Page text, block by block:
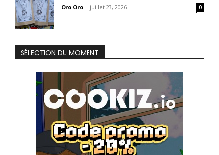
Oro Oro - juillet 23, 2026 0
SÉLECTION DU MOMENT